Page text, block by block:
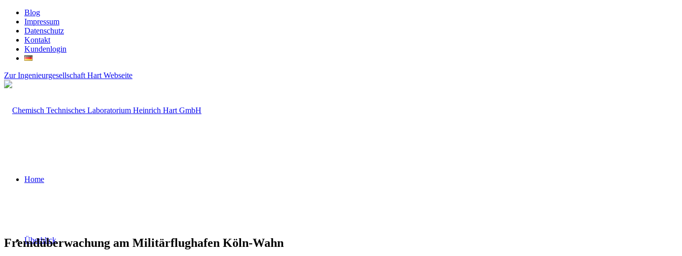
Blog
Impressum
Datenschutz
Kontakt
Kundenlogin
Zur Ingenieurgesellschaft Hart Webseite
Home
Überblick
Fremdüberwachung am Militärflughafen Köln-Wahn